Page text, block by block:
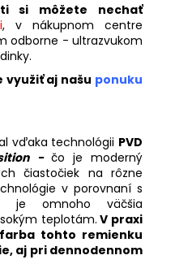
si môžete nechať
, v nákupnom centre
odborne - ultrazvukom
využiť aj našu ponuku
vďaka technológii PVD
- čo je moderný
čiastočiek na rôzne
v porovnaní s
je omnoho väčšia
teplotám. V praxi
tohto remienku
aj pri dennodennom